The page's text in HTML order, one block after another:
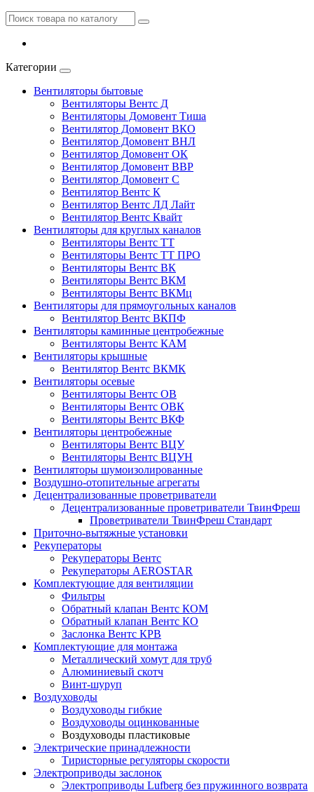
Категории
Вентиляторы бытовые
Вентиляторы Вентс Д
Вентиляторы Домовент Тиша
Вентилятор Домовент ВКО
Вентилятор Домовент ВНЛ
Вентилятор Домовент ОК
Вентилятор Домовент ВВР
Вентилятор Домовент С
Вентилятор Вентс К
Вентилятор Вентс ЛД Лайт
Вентилятор Вентс Квайт
Вентиляторы для круглых каналов
Вентиляторы Вентс ТТ
Вентиляторы Вентс ТТ ПРО
Вентиляторы Вентс ВК
Вентиляторы Вентс ВКМ
Вентиляторы Вентс ВКМц
Вентиляторы для прямоугольных каналов
Вентилятор Вентс ВКПФ
Вентиляторы каминные центробежные
Вентиляторы Вентс КАМ
Вентиляторы крышные
Вентилятор Вентс ВКМК
Вентиляторы осевые
Вентиляторы Вентс ОВ
Вентиляторы Вентс ОВК
Вентиляторы Вентс ВКФ
Вентиляторы центробежные
Вентиляторы Вентс ВЦУ
Вентиляторы Вентс ВЦУН
Вентиляторы шумоизолированные
Воздушно-отопительные агрегаты
Децентрализованные проветриватели
Децентрализованные проветриватели ТвинФреш
Проветриватели ТвинФреш Стандарт
Приточно-вытяжные установки
Рекуператоры
Рекуператоры Вентс
Рекуператоры AEROSTAR
Комплектующие для вентиляции
Фильтры
Обратный клапан Вентс КОМ
Обратный клапан Вентс КО
Заслонка Вентс КРВ
Комплектующие для монтажа
Металлический хомут для труб
Алюминиевый скотч
Винт-шуруп
Воздуховоды
Воздуховоды гибкие
Воздуховоды оцинкованные
Воздуховоды пластиковые
Электрические принадлежности
Тиристорные регуляторы скорости
Электроприводы заслонок
Электроприводы Lufberg без пружинного возврата